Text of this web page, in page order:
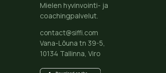
Mielen hyvinvointi- ja
coachingpalvelut.
contact@siffi.com
Vana-Lõuna tn 39-5,
10134 Tallinna, Viro